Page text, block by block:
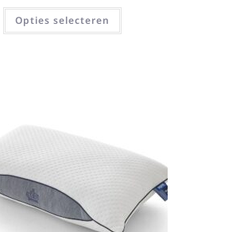
Opties selecteren